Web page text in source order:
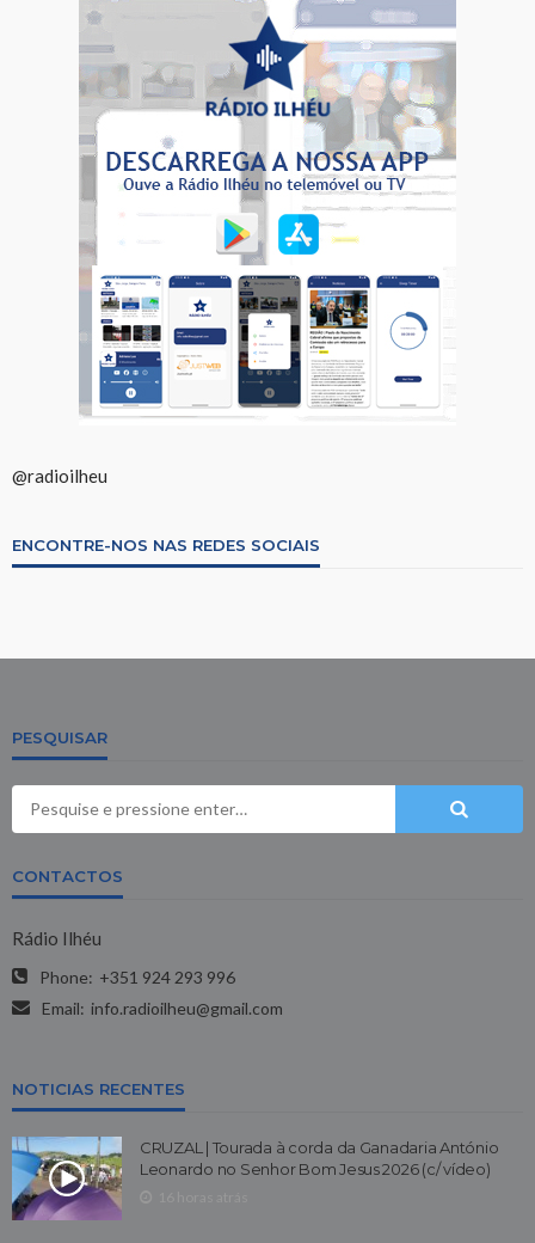
@radioilheu
ENCONTRE-NOS NAS REDES SOCIAIS
PESQUISAR
CONTACTOS
Rádio Ilhéu
Phone: +351 924 293 996
Email: info.radioilheu@gmail.com
NOTICIAS RECENTES
CRUZAL | Tourada à corda da Ganadaria António
Leonardo no Senhor Bom Jesus 2026 (c/ vídeo)